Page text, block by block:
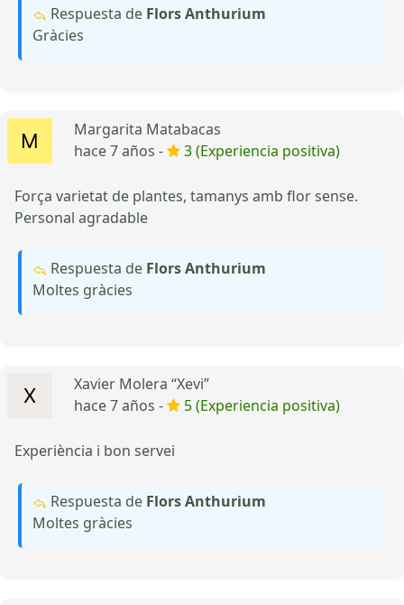
Respuesta de Flors Anthurium
Gràcies
Margarita Matabacas
hace 7 años -
3 (Experiencia positiva)
Força varietat de plantes, tamanys amb flor sense.
Personal agradable
Respuesta de Flors Anthurium
Moltes gràcies
Xavier Molera “Xevi”
hace 7 años -
5 (Experiencia positiva)
Experiència i bon servei
Respuesta de Flors Anthurium
Moltes gràcies